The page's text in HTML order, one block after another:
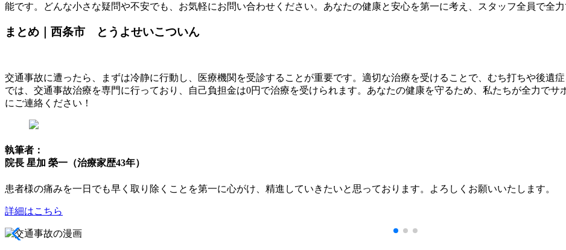
能です。どんな小さな疑問や不安でも、お気軽にお問い合わせください。あなたの健康と安心を第一に考え、スタッフ全員で全力
まとめ｜西条市 とうよせいこついん
交通事故に遭ったら、まずは冷静に行動し、医療機関を受診することが重要です。適切な治療を受けることで、むち打ちや後遺
では、交通事故治療を専門に行っており、自己負担金は0円で治療を受けられます。あなたの健康を守るため、私たちが全力で
にご連絡ください！
執筆者：
院長 星加 榮一（治療家歴43年）
患者様の痛みを一日でも早く取り除くことを第一に心がけ、精進していきたいと思っております。よろしくお願いいたします。
詳細はこちら